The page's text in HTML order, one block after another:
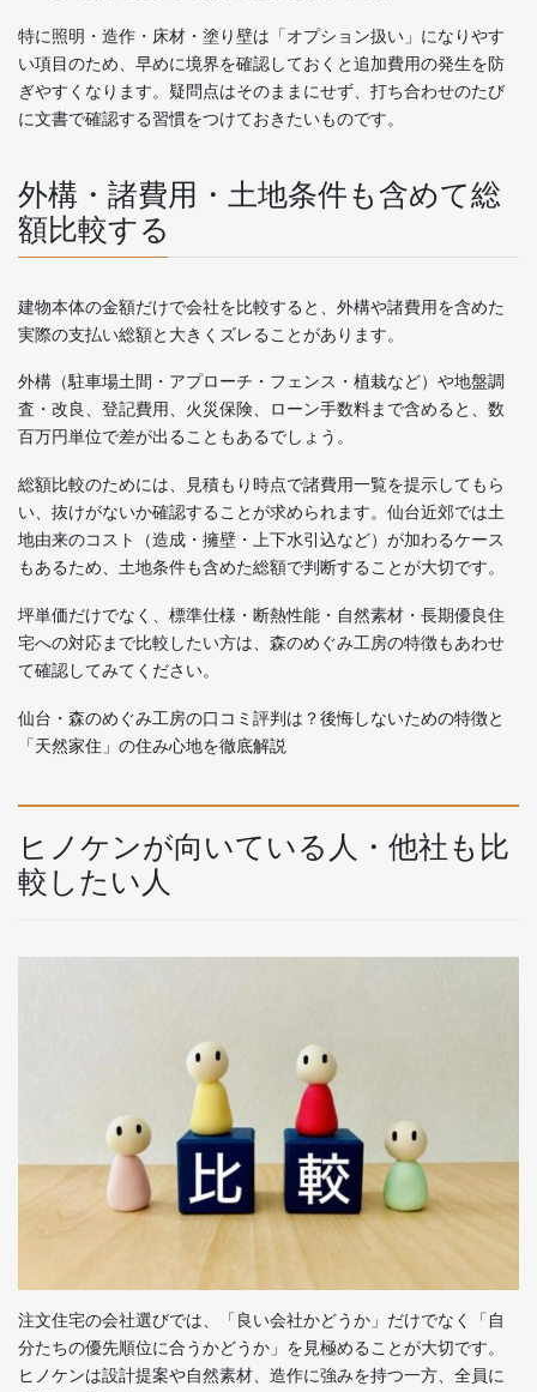
特に照明・造作・床材・塗り壁は「オプション扱い」になりやす
い項目のため、早めに境界を確認しておくと追加費用の発生を防
ぎやすくなります。疑問点はそのままにせず、打ち合わせのたび
に文書で確認する習慣をつけておきたいものです。
外構・諸費用・土地条件も含めて総
額比較する
建物本体の金額だけで会社を比較すると、外構や諸費用を含めた
実際の支払い総額と大きくズレることがあります。
外構（駐車場土間・アプローチ・フェンス・植栽など）や地盤調
査・改良、登記費用、火災保険、ローン手数料まで含めると、数
百万円単位で差が出ることもあるでしょう。
総額比較のためには、見積もり時点で諸費用一覧を提示してもら
い、抜けがないか確認することが求められます。仙台近郊では土
地由来のコスト（造成・擁壁・上下水引込など）が加わるケース
もあるため、土地条件も含めた総額で判断することが大切です。
坪単価だけでなく、標準仕様・断熱性能・自然素材・長期優良住
宅への対応まで比較したい方は、森のめぐみ工房の特徴もあわせ
て確認してみてください。
仙台・森のめぐみ工房の口コミ評判は？後悔しないための特徴と
「天然家住」の住み心地を徹底解説
ヒノケンが向いている人・他社も比
較したい人
注文住宅の会社選びでは、「良い会社かどうか」だけでなく「自
分たちの優先順位に合うかどうか」を見極めることが大切です。
ヒノケンは設計提案や自然素材、造作に強みを持つ一方、全員に